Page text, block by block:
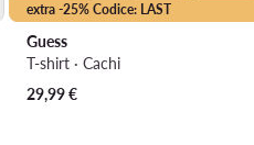
extra -25% Codice: LAST
Guess
T-shirt · Cachi
29,99€